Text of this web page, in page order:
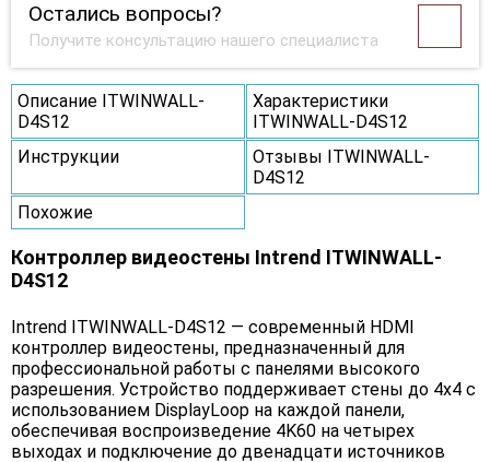
Остались вопросы?
Получите консультацию нашего специалиста
Описание ITWINWALL-
D4S12
Характеристики
ITWINWALL-D4S12
Инструкции
Отзывы ITWINWALL-
D4S12
Похожие
Контроллер видеостены Intrend ITWINWALL-
D4S12
Intrend ITWINWALL-D4S12 — современный HDMI
контроллер видеостены, предназначенный для
профессиональной работы с панелями высокого
разрешения. Устройство поддерживает стены до 4х4 с
использованием DisplayLoop на каждой панели,
обеспечивая воспроизведение 4K60 на четырех
выходах и подключение до двенадцати источников